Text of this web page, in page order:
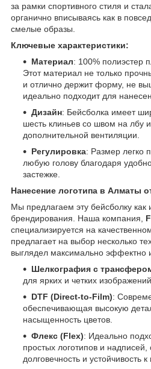
за рамки спортивного стиля и
органично вписываясь как в
смелые образы.
Ключевые характеристики:
Материал: 100% полиэстер
Этот материал не только
и отлично держит форму, не
идеально подходит для
Дизайн: Бейсболка имеет
шесть клиньев со швом на лбу
дополнительной вентиляции.
Регулировка: Размер легко
любую голову благодаря
застежке.
Нанесение логотипа в Алматы
Мы предлагаем эту бейсболку как
брендирования. Наша компания,
специализируется на
предлагает на выбор несколько
выглядел максимально эффектно
Шелкография с
для ярких и четких изображений.
DTF (Direct-to-Film):
обеспечивающая высокую
насыщенность цветов.
Флекс (Flex): Идеально
простых логотипов и надписей,
долговечность и устойчивость к